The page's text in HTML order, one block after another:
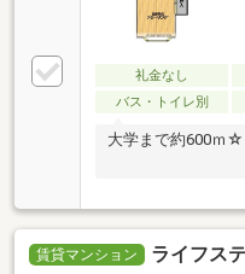
礼金なし
バス・トイレ別
大学まで約600ｍ☆
賃貸マンション ライフス